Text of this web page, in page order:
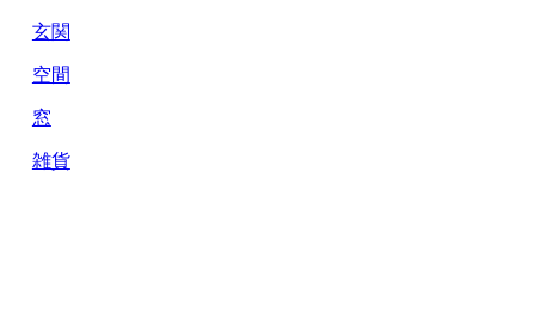
玄関
空間
窓
雑貨